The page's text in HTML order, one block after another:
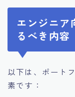
エンジニア
るべき内容
以下は、ポート
素です：